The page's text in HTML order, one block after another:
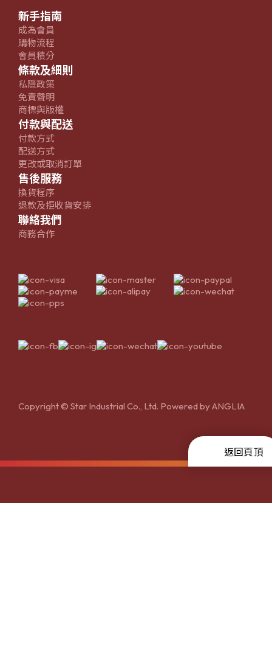
新手指南
成為會員
購物流程
會員積分
條款及細則
私隱政策
免責聲明
商標與版權
付款與配送
付款方式
配送方式
更改或取消訂單
售後服務
換貨程序
退款及拒收貨安排
聯絡我們
商務合作
Copyright © Star Industrial Co., Ltd. Powered byANGLIA
返回頁頂